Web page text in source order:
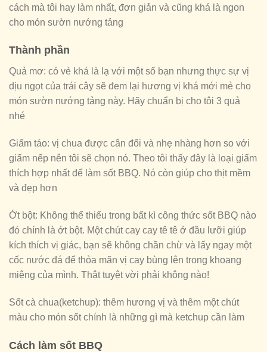
cách mà tôi hay làm nhất, đơn giản và cũng khá là ngon
cho món sườn nướng tảng
Thành phần
Quả mơ: có vẻ khá là lạ với một số bạn nhưng thực sự vị
dịu ngọt của trái cây sẽ đem lại hương vị khá mới mẻ cho
món sườn nướng tảng này. Hãy chuẩn bị cho tôi 3 quả
nhé
Giấm táo: vị chua được cân đối và nhẹ nhàng hơn so với
giấm nếp nên tôi sẽ chọn nó. Theo tôi thấy đây là loại giấm
thích hợp nhất để làm sốt BBQ. Nó còn giúp cho thịt mềm
và đẹp hơn
Ớt bột: Không thể thiếu trong bất kì công thức sốt BBQ nào
đó chính là ớt bột. Một chút cay cay tê tê ở đầu lưỡi giúp
kích thích vị giác, bạn sẽ không chần chừ và lấy ngay một
cốc nước đá để thỏa mãn vị cay bùng lên trong khoang
miệng của mình. Thật tuyệt vời phải không nào!
Sốt cà chua(ketchup): thêm hương vị và thêm một chút
màu cho món sốt chính là những gì mà ketchup cần làm
Cách làm sốt BBQ